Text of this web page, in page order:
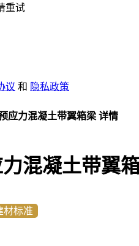
重试
议 和 隐私政策
应力混凝土带翼箱梁 详情
混凝土带翼
材标准